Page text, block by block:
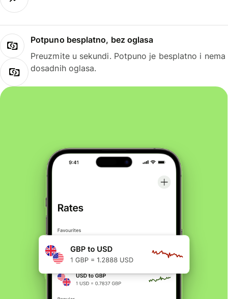
Potpuno besplatno, bez oglasa
Preuzmite u sekundi. Potpuno je besplatno i nema
dosadnih oglasa.